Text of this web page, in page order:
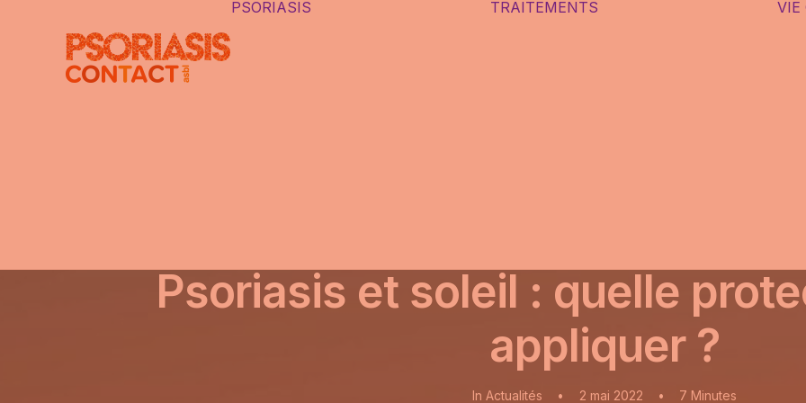
PSORIASIS TRAITEMENTS VIE
Psoriasis et soleil : quelle
appliquer ?
InActualités • 2 mai 2022 • 7 Minutes